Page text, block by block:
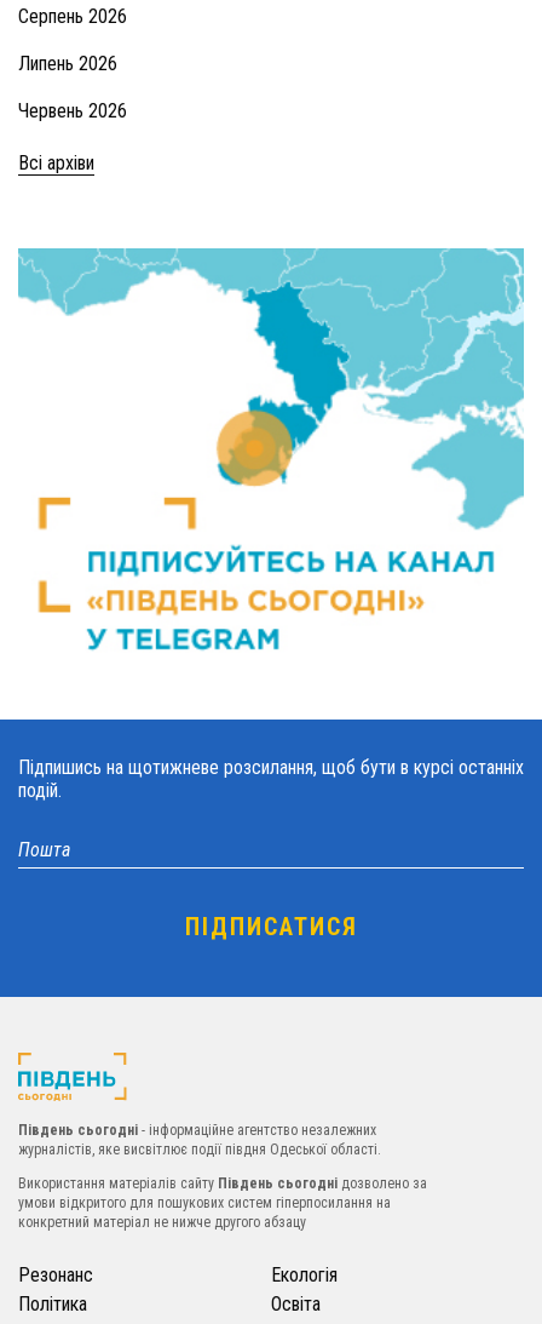
Серпень 2026
Липень 2026
Червень 2026
Всі архіви
Підпишись на щотижневе розсилання, щоб бути в курсі останніх
подій.
Південь сьогодні - інформаційне агентство незалежних
журналістів, яке висвітлює події півдня Одеської області.
Використання матеріалів сайту Південь сьогодні дозволено за
умови відкритого для пошукових систем гіперпосилання на
конкретний матеріал не нижче другого абзацу
Резонанс
Політика
Екологія
Освіта